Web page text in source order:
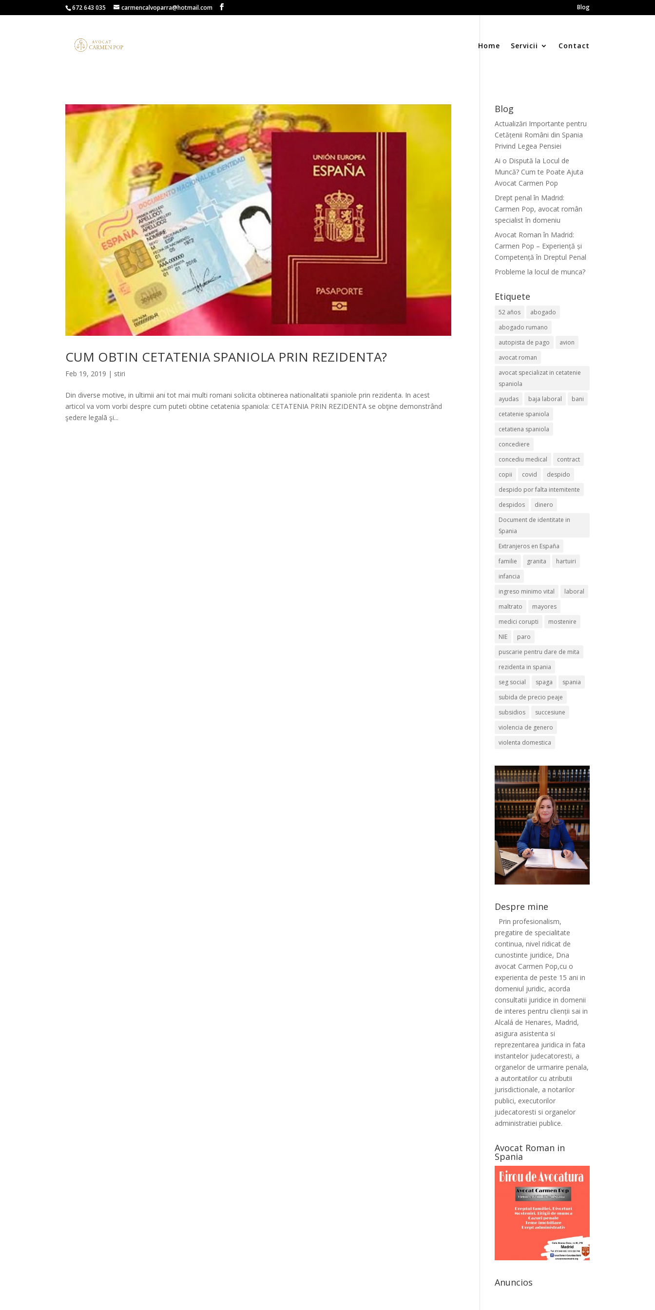
672 643 035 carmencalvoparra@hotmail.com Blog
Home Servicii Contact
CUM OBTIN CETATENIA SPANIOLA PRIN REZIDENTA?
Feb 19, 2019 | stiri
Din diverse motive, in ultimii ani tot mai multi romani solicita obtinerea nationalitatii spaniole prin rezidenta. In acest
articol va vom vorbi despre cum puteti obtine cetatenia spaniola: CETATENIA PRIN REZIDENTA se obţine demonstrând
şedere legalā şi...
Blog
Actualizări Importante pentru
Cetățenii Români din Spania
Privind Legea Pensiei
Ai o Dispută la Locul de
Muncă? Cum te Poate Ajuta
Avocat Carmen Pop
Drept penal în Madrid:
Carmen Pop, avocat român
specialist în domeniu
Avocat Roman în Madrid:
Carmen Pop – Experiență și
Competență în Dreptul Penal
Probleme la locul de munca?
Etiquete
52 años
abogado
abogado rumano
autopista de pago
avion
avocat roman
avocat specializat in cetatenie
spaniola
ayudas
baja laboral
bani
cetatenie spaniola
cetatiena spaniola
concediere
concediu medical
contract
copii
covid
despido
despido por falta intemitente
despidos
dinero
Document de identitate in
Spania
Extranjeros en España
familie
granita
hartuiri
infancia
ingreso minimo vital
laboral
maltrato
mayores
medici corupti
mostenire
NIE
paro
puscarie pentru dare de mita
rezidenta in spania
seg social
spaga
spania
subida de precio peaje
subsidios
succesiune
violencia de genero
violenta domestica
Despre mine
Prin profesionalism,
pregatire de specialitate
continua, nivel ridicat de
cunostinte juridice, Dna
avocat Carmen Pop,cu o
experienta de peste 15 ani in
domeniul juridic, acorda
consultatii juridice in domenii
de interes pentru clienții sai in
Alcalá de Henares, Madrid,
asigura asistenta si
reprezentarea juridica in fata
instantelor judecatoresti, a
organelor de urmarire penala,
a autoritatilor cu atributii
jurisdictionale, a notarilor
publici, executorilor
judecatoresti si organelor
administratiei publice.
Avocat Roman in
Spania
Anuncios